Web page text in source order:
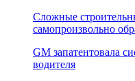
Сложные
самопроизвольно
GM запатентовала
водителя